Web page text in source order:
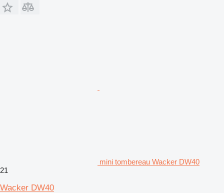
mini tombereau Wacker DW40
21
Wacker DW40